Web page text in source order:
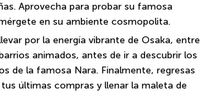
Aprovecha para probar su famosa
en su ambiente cosmopolita.
por la energía vibrante de Osaka, entre
animados, antes de ir a descubrir los
de la famosa Nara. Finalmente, regresas
últimas compras y llenar la maleta de